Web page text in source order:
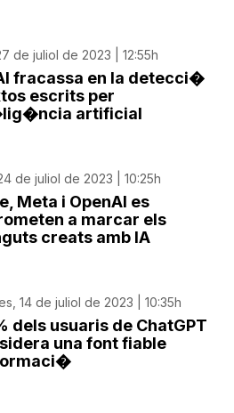
de juliol de 2023 | 12:55h
fracassa en la detecci�
escrits per
artificial
de juliol de 2023 | 10:25h
Meta i OpenAI es
a marcar els
creats amb IA
14 de juliol de 2023 | 10:35h
dels usuaris de ChatGPT
una font fiable